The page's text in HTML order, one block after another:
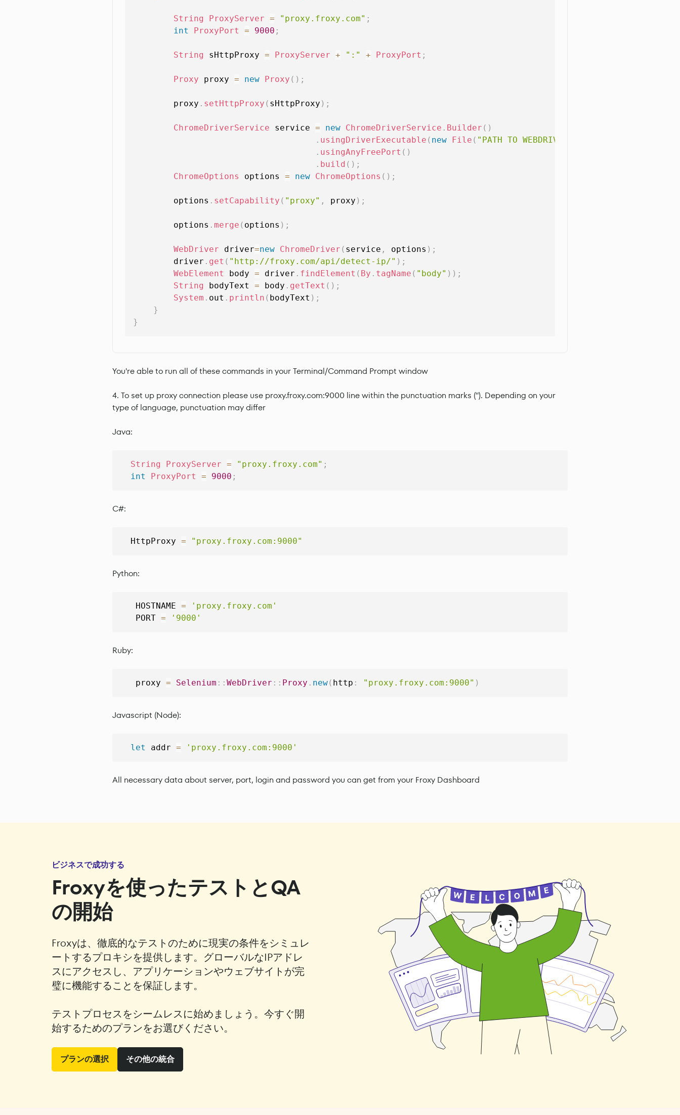
String ProxyServer = "proxy.froxy.com" ;
int
ProxyPort = 9000 ;
String sHttpProxy = ProxyServer + ":" + ProxyPort ;
Proxy proxy = new Proxy ( ) ;
        proxy
. setHttpProxy ( sHttpProxy ) ;
ChromeDriverService service = new ChromeDriverService . Builder ( )
. usingDriverExecutable ( new File ( "PATH TO WEBDRIVER"
. usingAnyFreePort ( )
. build ( ) ;
ChromeOptions
options = new ChromeOptions ( ) ;
        options
. setCapability ( "proxy" , proxy ) ;
        options
. merge ( options ) ;
WebDriver driver=new ChromeDriver ( service , options ) ;
        driver
. get ( "http://froxy.com/api/detect-ip/" ) ;
WebElement
body = driver . findElement ( By . tagName ( "body" ) ) ;
String bodyText = body . getText ( ) ;
System . out . println ( bodyText ) ;
}
}
You're able to run all of these commands in your Terminal/Command Prompt window
To set up proxy connection please use proxy.froxy.com:9000 line within the punctuation marks (''). Depending on your
type of language, punctuation may differ
Java:
String ProxyServer = "proxy.froxy.com" ;
int
ProxyPort = 9000 ;
C#:
  HttpProxy
= "proxy.froxy.com:9000"
Python:
   HOSTNAME
=
'proxy.froxy.com'
   PORT
= '9000'
Ruby:
   proxy
= Selenium : : WebDriver : : Proxy . new( http : "proxy.froxy.com:9000" )
Javascript (Node):
let addr = 'proxy.froxy.com:9000'
All necessary data about server, port, login and password you can get from your Froxy Dashboard
ビジネスで成功する
Froxyを使ったテストとQA
の開始
Froxyは、徹底的なテストのために現実の条件をシミュレ
ートするプロキシを提供します。グローバルなIPアドレ
スにアクセスし、アプリケーションやウェブサイトが完
璧に機能することを保証します。
テストプロセスをシームレスに始めましょう。今すぐ開
始するためのプランをお選びください。
プランの選択 その他の統合